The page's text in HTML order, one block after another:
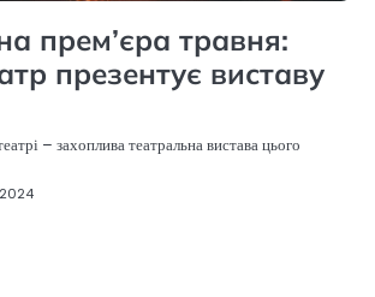
прем’єра травня:
презентує виставу
– захоплива театральна вистава цього